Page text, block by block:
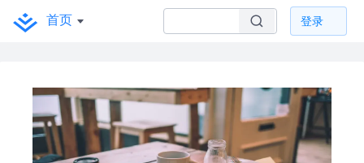
首页 登录